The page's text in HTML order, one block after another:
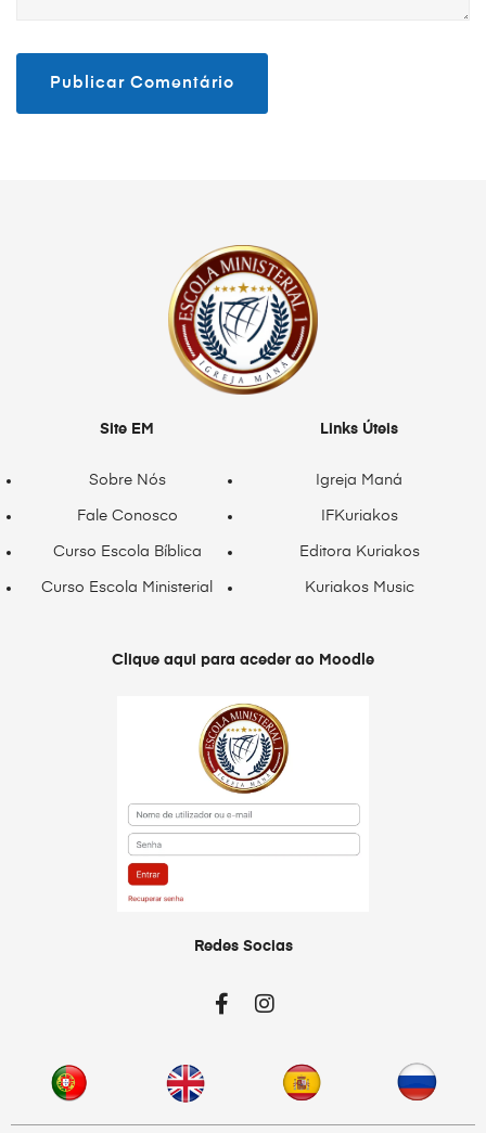
Site EM
Sobre Nós
Fale Conosco
Curso Escola Bíblica
Curso Escola Ministerial
Links Úteis
Igreja Maná
IFKuriakos
Editora Kuriakos
Kuriakos Music
Clique aqui para aceder ao Moodle
Redes Socias